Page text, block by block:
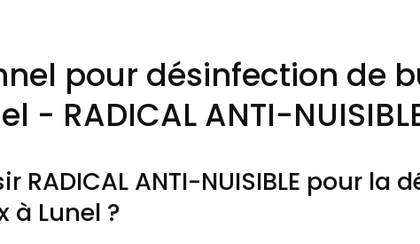
pour désinfection de
- RADICAL ANTI-
RADICAL ANTI-NUISIBLE pour la
à Lunel ?